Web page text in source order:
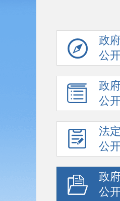
政
公
政
公
法
公
政
公